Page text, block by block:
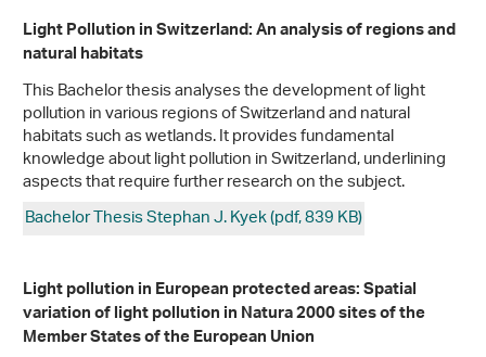
Light Pollution in Switzerland: An analysis of regions and
natural habitats
This Bachelor thesis analyses the development of light
pollution in various regions of Switzerland and natural
habitats such as wetlands. It provides fundamental
knowledge about light pollution in Switzerland, underlining
aspects that require further research on the subject.
Bachelor Thesis Stephan J. Kyek (pdf, 839 KB)
Light pollution in European protected areas: Spatial
variation of light pollution in Natura 2000 sites of the
Member States of the European Union